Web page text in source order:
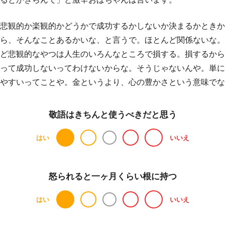
悲観的か楽観的かどうかで成功するかしないか決まるかとき
、そんなことあるかいな、と言うで。ほとんど関係ないな
悲観的なやつは人生のいろんなところで損する。損するか
て成功しないってわけないからな。そうじゃないんや。単
すいってことや。金というより、心の豊かさという意味でな
敬語はきちんと使うべきだと思う
はい いいえ
怒られると一ヶ月くらい根に持つ
はい いいえ